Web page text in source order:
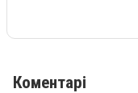
Коментарі